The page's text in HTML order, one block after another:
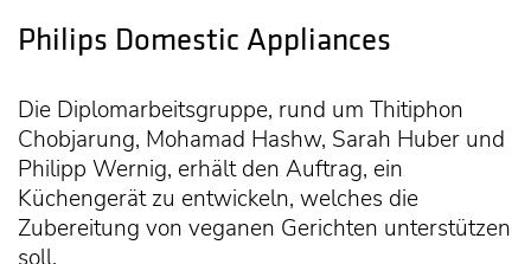
Philips Domestic Appliances
Die Diplomarbeitsgruppe, rund um Thitiphon
Chobjarung, Mohamad Hashw, Sarah Huber und
Philipp Wernig, erhält den Auftrag, ein
Küchengerät zu entwickeln, welches die
Zubereitung von veganen Gerichten unterstützen
soll.